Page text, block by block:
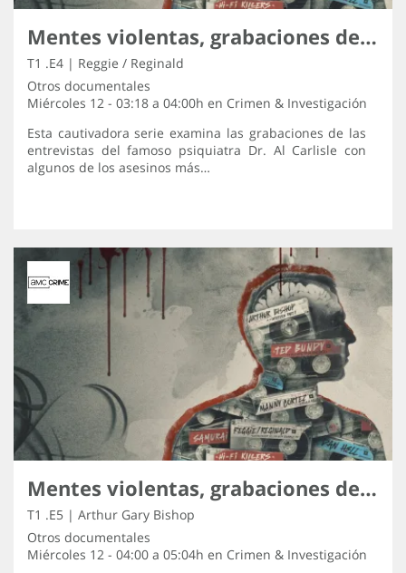
Mentes violentas, grabaciones de los asesinos
T1 .E4 | Reggie / Reginald
Otros documentales
Miércoles 12 - 03:18 a 04:00h en Crimen & Investigación
Esta cautivadora serie examina las grabaciones de las
entrevistas del famoso psiquiatra Dr. Al Carlisle con
algunos de los asesinos más…
Mentes violentas, grabaciones de los asesinos
T1 .E5 | Arthur Gary Bishop
Otros documentales
Miércoles 12 - 04:00 a 05:04h en Crimen & Investigación